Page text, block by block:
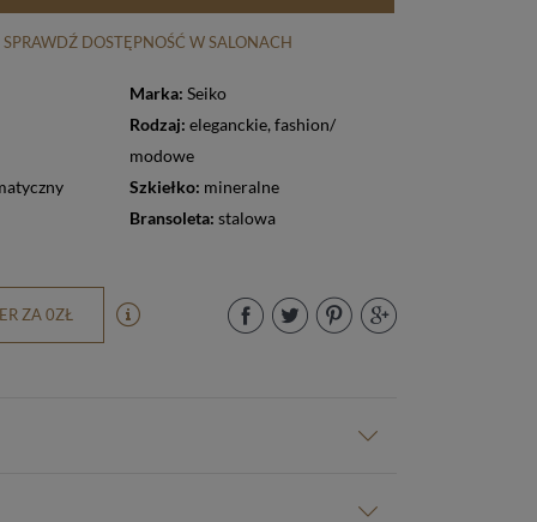
SPRAWDŹ DOSTĘPNOŚĆ W SALONACH
Marka: Seiko
Rodzaj:eleganckie, fashion/
modowe
Szkiełko: mineralne
Bransoleta: stalowa
ZA 0ZŁ